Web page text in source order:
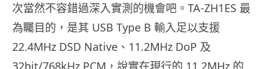
次當然不容錯過深入實測的機會吧。TA-ZH1ES 最
為矚目的，是其 USB Type B 輸入足以支援
22.4MHz DSD Native、11.2MHz DoP 及